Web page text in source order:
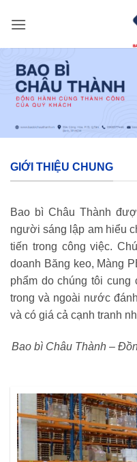
qua
GIỚI THIỆU CHUNG
Bao bì Châu Thành
người sáng lập am hiểu
tiến trong công việc.
doanh Băng keo, Màng
phẩm do chúng tôi
trong và ngoài nước
và có giá cả cạnh tranh
Bao bì Châu Thành –